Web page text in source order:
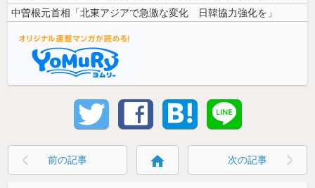
中曽根元首相「北東アジアで急激な変化 日韓協力強化を」
前の記事 home 次の記事